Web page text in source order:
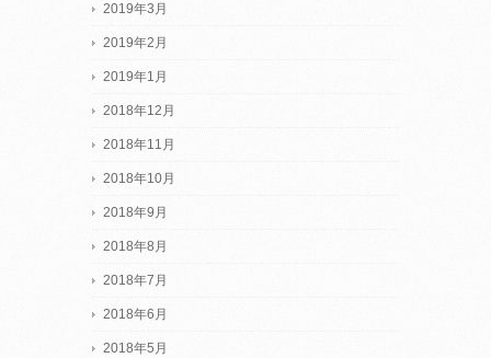
2019年3月
2019年2月
2019年1月
2018年12月
2018年11月
2018年10月
2018年9月
2018年8月
2018年7月
2018年6月
2018年5月